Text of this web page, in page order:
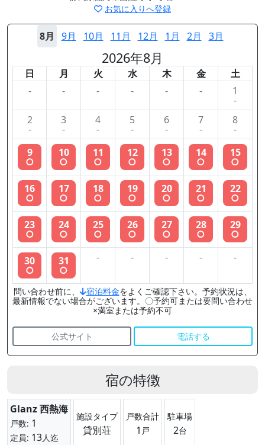
お気に入りへ登録
8月 9月 10月 11月 12月 1月 2月 3月
2026年8月
日 月 火 水 木 金
土
-
- - - - - 1
-
2
-
3
-
4
-
5
-
6
-
7
-
8
-
9
○
10
○
11
○
12
○
13
○
14
○
15
○
16
○
17
○
18
○
19
○
20
○
21
○
22
○
23
○
24
○
25
○
26
○
27
○
28
○
29
○
30
○
31
○
- - - - -
問い合わせ前に、 宿泊料金をよくご確認下さい。予約状況は、
最新情報でない場合がございます。〇予約可または要問い合わせ
×満室または予約不可
公式サイト 電話する
宿の特徴
Glanz 西熱海
戸数: 1
定員: 13人迄
施設タイプ
貸別荘
戸数合計
1 戸
駐車場
2台